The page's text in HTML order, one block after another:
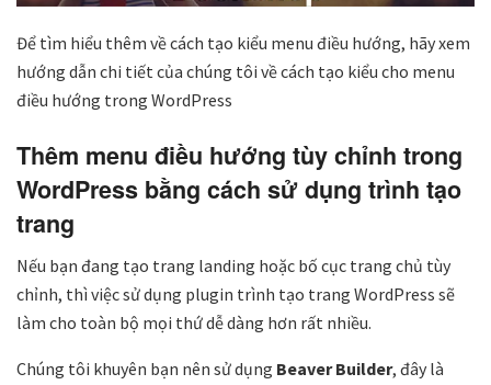
Để tìm hiểu thêm về cách tạo kiểu menu điều hướng, hãy xem
hướng dẫn chi tiết của chúng tôi về cách tạo kiểu cho menu
điều hướng trong WordPress
Thêm menu điều hướng tùy chỉnh trong
WordPress bằng cách sử dụng trình tạo
trang
Nếu bạn đang tạo trang landing hoặc bố cục trang chủ tùy
chỉnh, thì việc sử dụng plugin trình tạo trang WordPress sẽ
làm cho toàn bộ mọi thứ dễ dàng hơn rất nhiều.
Chúng tôi khuyên bạn nên sử dụng Beaver Builder, đây là